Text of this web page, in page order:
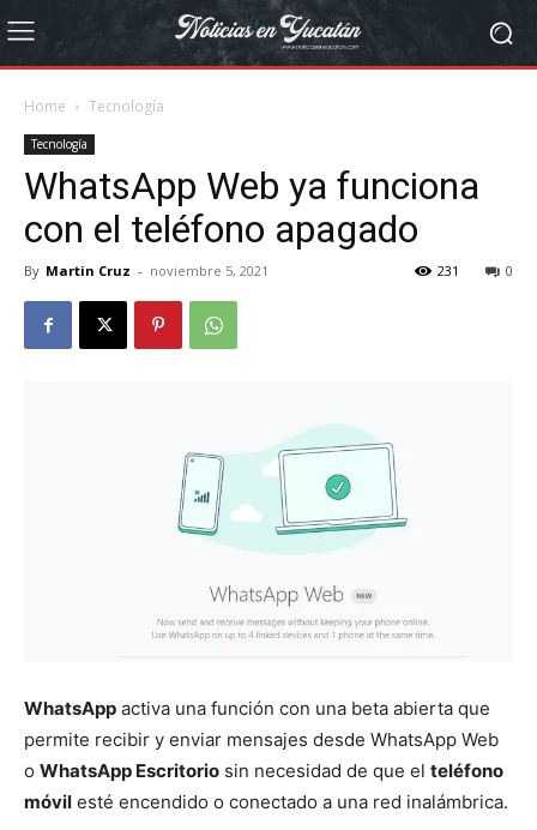
Home Tecnología
Tecnología
WhatsApp Web ya funciona
con el teléfono apagado
By Martin Cruz - noviembre 5, 2021 0
231
WhatsApp activa una función con una beta abierta que
permite recibir y enviar mensajes desde WhatsApp Web
o WhatsApp Escritorio sin necesidad de que el teléfono
móvil esté encendido o conectado a una red inalámbrica.